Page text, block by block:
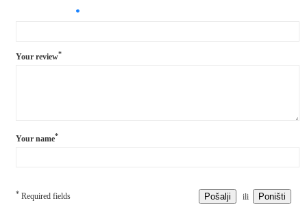
Your review*
Your name*
* Required fields Pošalji ili Poništi